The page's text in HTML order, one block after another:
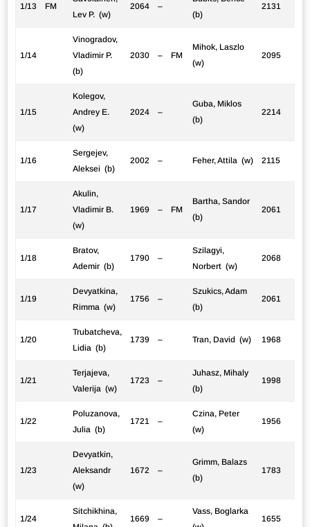
1/13 FM
Lev P. (w)
2064 –
(b)
2131
1/14
Vinogradov,
Vladimir P.
(b)
2030 – FM
Mihok, Laszlo
(w)
2095
1/15
Kolegov,
Andrey E.
(w)
2024 –
Guba, Miklos
(b)
2214
1/16
Sergejev,
Aleksei (b)
2002 – Feher, Attila (w) 2115
1/17
Akulin,
Vladimir B.
(w)
1969 – FM
Bartha, Sandor
(b)
2061
1/18
Bratov,
Ademir (b)
1790 –
Szilagyi,
Norbert (w)
2068
1/19
Devyatkina,
Rimma (w)
1756 –
Szukics, Adam
(b)
2061
1/20
Trubatcheva,
Lidia (b)
1739 – Tran, David (w) 1968
1/21
Terjajeva,
Valerija (w)
1723 –
Juhasz, Mihaly
(b)
1998
1/22
Poluzanova,
Julia (b)
1721 –
Czina, Peter
(w)
1956
1/23
Devyatkin,
Aleksandr
(w)
1672 –
Grimm, Balazs
(b)
1783
1/24
Sitchikhina,
1669 –
Vass, Boglarka
1655